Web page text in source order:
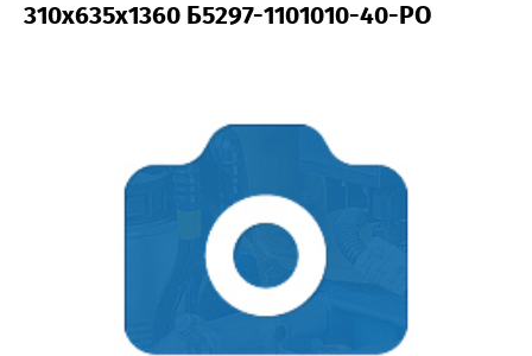
310х635х1360 Б5297-1101010-40-PO